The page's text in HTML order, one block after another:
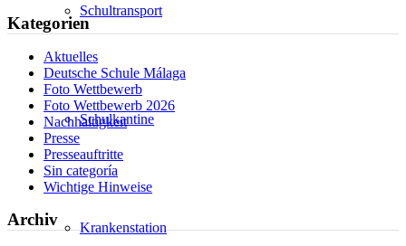
Schultransport
Schulkantine
Krankenstation
Kategorien
Aktuelles
Deutsche Schule Málaga
Foto Wettbewerb
Foto Wettbewerb 2026
Nachhaltigkeit
Presse
Presseauftritte
Sin categoría
Wichtige Hinweise
Archiv